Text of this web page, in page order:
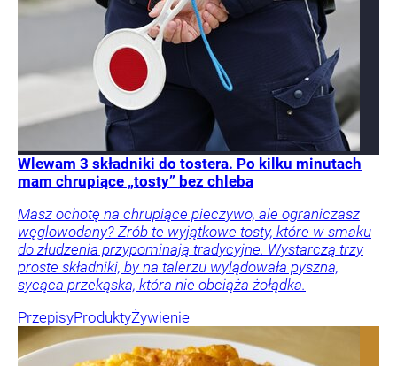
Wlewam 3 składniki do tostera. Po kilku minutach
mam chrupiące „tosty” bez chleba
Masz ochotę na chrupiące pieczywo, ale ograniczasz
węglowodany? Zrób te wyjątkowe tosty, które w smaku
do złudzenia przypominają tradycyjne. Wystarczą trzy
proste składniki, by na talerzu wylądowała pyszna,
sycąca przekąska, która nie obciąża żołądka.
PrzepisyProduktyŻywienie